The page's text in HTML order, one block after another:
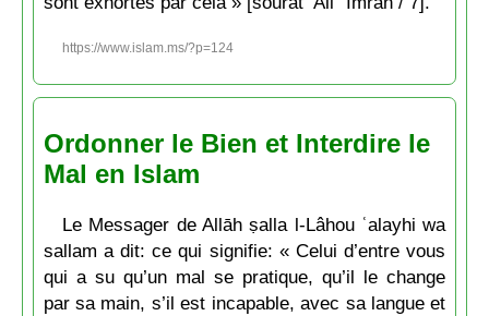
https://www.islam.ms/?p=124
Ordonner le Bien et Interdire le
Mal en Islam
Le Messager de Allāh ṣalla l-Lâhou ʿalayhi wa
sallam a dit: ce qui signifie: « Celui d’entre vous
qui a su qu’un mal se pratique, qu’il le change
par sa main, s’il est incapable, avec sa langue et